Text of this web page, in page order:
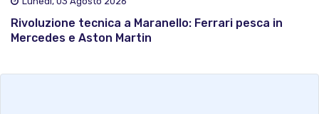
Rivoluzione tecnica a Maranello: Ferrari pesca in
Mercedes e Aston Martin